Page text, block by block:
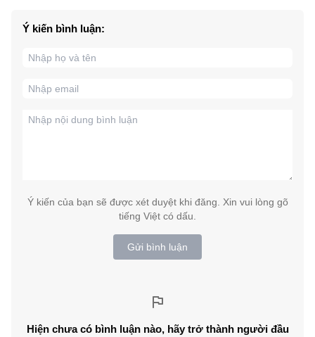
Ý kiến bình luận:
Ý kiến của bạn sẽ được xét duyệt khi đăng. Xin vui lòng gõ
tiếng Việt có dấu.
Gửi bình luận
Hiện chưa có bình luận nào, hãy trở thành người đầu